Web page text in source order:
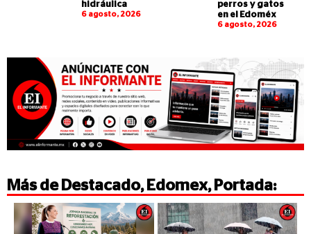
hidráulica
6 agosto, 2026
perros y gatos
en el Edoméx
6 agosto, 2026
Más de Destacado, Edomex, Portada: